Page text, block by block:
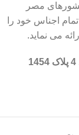
مصر
اجناس خود را
می نماید.
آدرس : هرمزگان قشم درگهان بازار دریا ساحل 4 پلاک 1454